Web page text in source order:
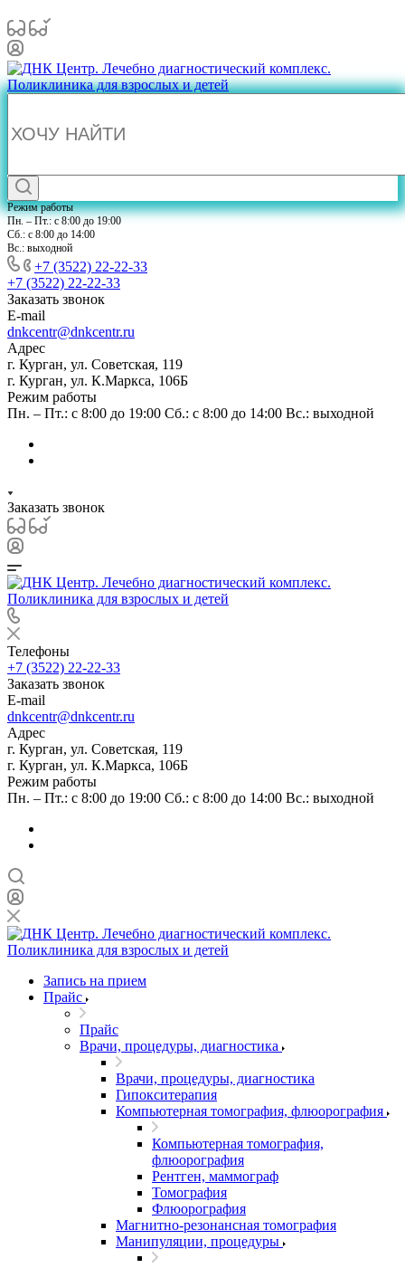
Режим работы
Пн. – Пт.: с 8:00 до 19:00
Сб.: с 8:00 до 14:00
Вс.: выходной
+7 (3522) 22-22-33
+7 (3522) 22-22-33
Заказать звонок
E-mail
dnkcentr@dnkcentr.ru
Адрес
г. Курган, ул. Советская, 119
г. Курган, ул. К.Маркса, 106Б
Режим работы
Пн. – Пт.: с 8:00 до 19:00 Сб.: с 8:00 до 14:00 Вс.: выходной
Заказать звонок
Телефоны
+7 (3522) 22-22-33
Заказать звонок
E-mail
dnkcentr@dnkcentr.ru
Адрес
г. Курган, ул. Советская, 119
г. Курган, ул. К.Маркса, 106Б
Режим работы
Пн. – Пт.: с 8:00 до 19:00 Сб.: с 8:00 до 14:00 Вс.: выходной
Запись на прием
Прайс
Прайс
Врачи, процедуры, диагностика
Врачи, процедуры, диагностика
Гипокситерапия
Компьютерная томография, флюорография
Компьютерная томография,
флюорография
Рентген, маммограф
Томография
Флюорография
Магнитно-резонансная томография
Манипуляции, процедуры